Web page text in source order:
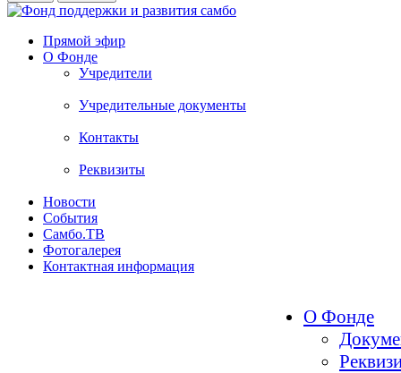
Прямой эфир
О Фонде
Учредители
Учредительные документы
Контакты
Реквизиты
Новости
События
Самбо.ТВ
Фотогалерея
Контактная информация
О Фонде